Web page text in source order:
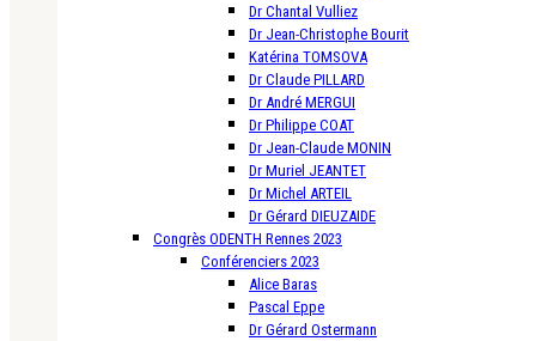
Dr Chantal Vulliez
Dr Jean-Christophe Bourit
Katérina TOMSOVA
Dr Claude PILLARD
Dr André MERGUI
Dr Philippe COAT
Dr Jean-Claude MONIN
Dr Muriel JEANTET
Dr Michel ARTEIL
Dr Gérard DIEUZAIDE
Congrès ODENTH Rennes 2023
Conférenciers 2023
Alice Baras
Pascal Eppe
Dr Gérard Ostermann